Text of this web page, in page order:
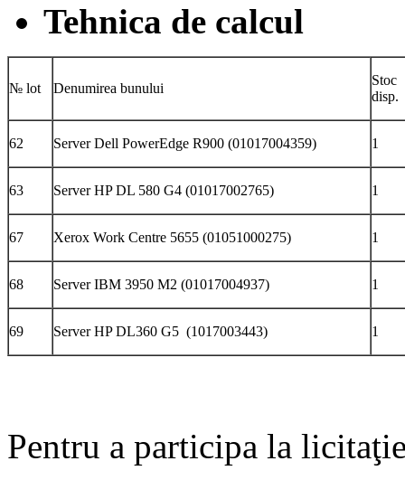
Tehnica de calcul
№ lot Denumirea bunului
Stoc
disp.
62 Server Dell PowerEdge R900 (01017004359) 1
63 Server HP DL 580 G4 (01017002765) 1
67 Xerox Work Centre 5655 (01051000275) 1
68 Server IBM 3950 M2 (01017004937) 1
69 Server HP DL360 G5 (1017003443) 1
Pentru a participa la